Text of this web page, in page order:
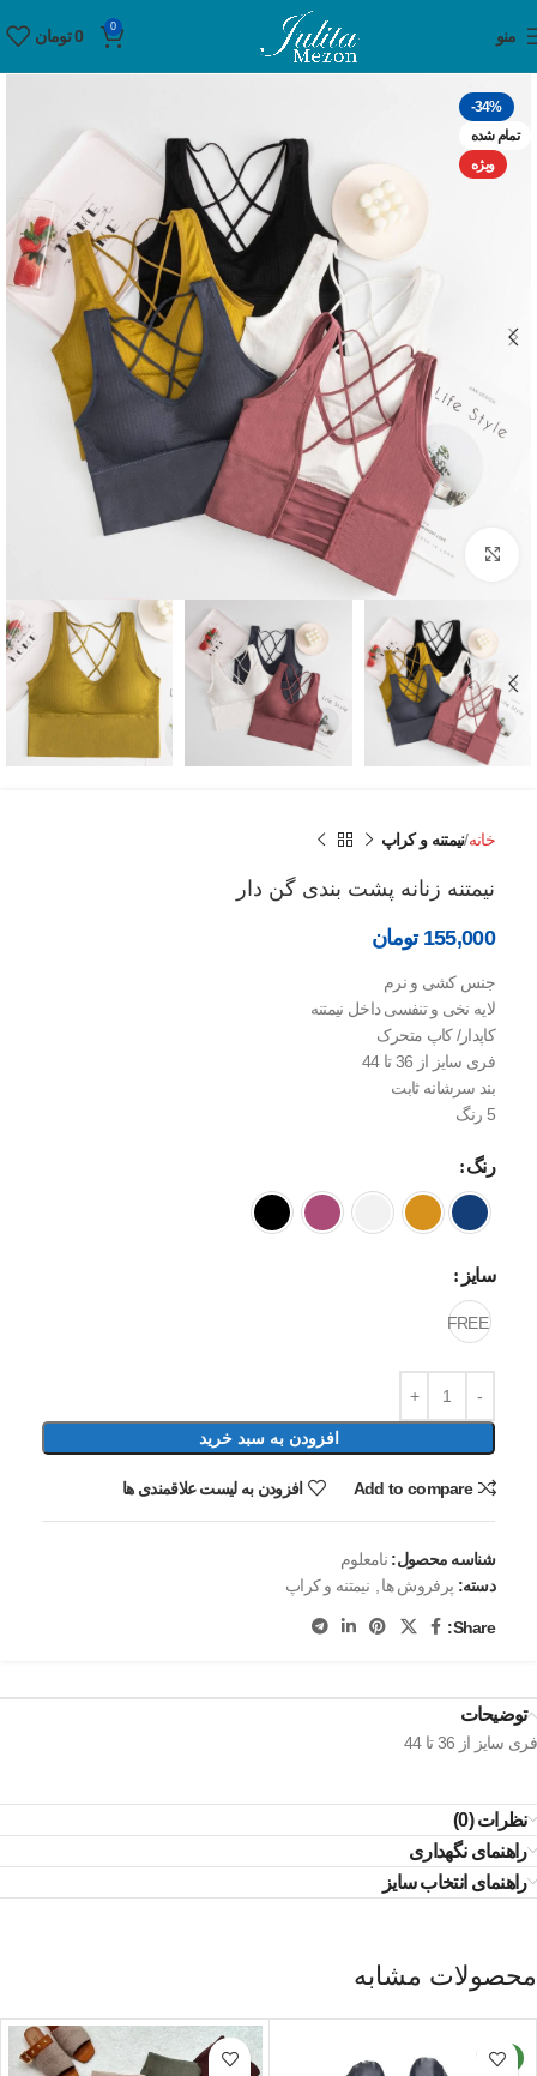
منو 0
0 تومان
-34%
تمام شده
ویژه
برای بزرگنمایی کلیک کنید
خانه نيمتنه و کراپ
نیمتنه زنانه پشت بندی گن دار
155,000 تومان
جنس کشی و نرم
لایه نخی و تنفسی داخل نیمتنه
کاپدار/ کاپ متحرک
فری سایز از 36 تا 44
بند سرشانه ثابت
5 رنگ
رنگ
سایز
FREE
افزودن به سبد خرید
Add to compare افزودن به لیست علاقمندی ها
شناسه محصول: نامعلوم
دسته: پرفروش ها نيمتنه و کراپ
Share:
توضیحات
فری سایز از 36 تا 44
نظرات (0)
راهنمای نگهداری
راهنمای انتخاب سایز
محصولات مشابه
جدید